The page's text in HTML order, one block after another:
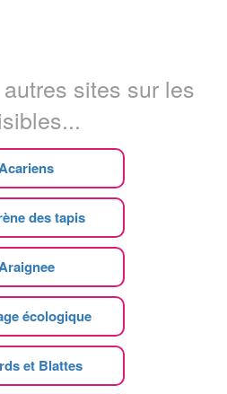
sites sur les
des tapis
écologique
et Blattes